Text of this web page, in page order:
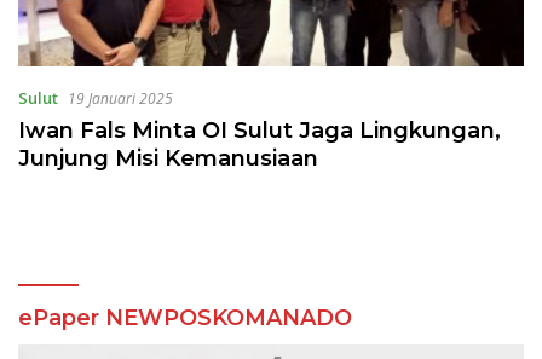
Sulut 19 Januari 2025
Iwan Fals Minta OI Sulut Jaga Lingkungan,
Junjung Misi Kemanusiaan
ePaper NEWPOSKOMANADO